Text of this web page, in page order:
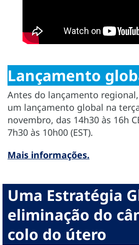
Lançamento
Antes do lançamento
um lançamento global na
novembro, das 14h30 às 16h
7h30 às 10h00 (EST).
Mais informações.
Uma Estratégia
eliminação do
colo do útero